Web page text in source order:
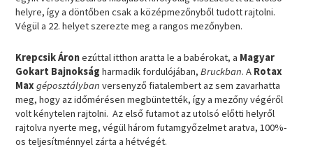
helyre, így a döntőben csak a középmezőnyből tudott rajtolni.
Végül a 22. helyet szerezte meg a rangos mezőnyben.
Krepcsik Áronezúttal itthon aratta le a babérokat, a Magyar
Gokart Bajnokság harmadik fordulójában,Bruckban. A Rotax
Max géposztálybanversenyző fiatalembert az sem zavarhatta
meg, hogy az időmérésen megbüntették, így a mezőny végéről
volt kénytelen rajtolni. Az első futamot az utolsó előtti helyről
rajtolva nyerte meg, végül három futamgyőzelmet aratva, 100%-
os teljesítménnyel zárta a hétvégét.